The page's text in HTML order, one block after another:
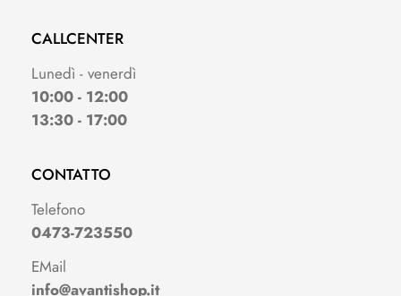
CALLCENTER
Lunedì - venerdì
10:00 - 12:00
13:30 - 17:00
CONTATTO
Telefono
0473-723550
EMail
info@avantishop.it